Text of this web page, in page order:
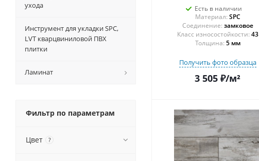
Есть в наличии
Материал: SPC
Соединение: замковое
43
Толщина: 5 мм
Получить фото образца
3 505 ₽/м²
ухода
Инструмент для укладки SPC,
LVT кварцвиниловой ПВХ
плитки
Ламинат
Фильтр по параметрам
Цвет ?